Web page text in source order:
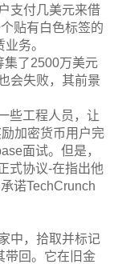
支付几美元来借
贴有白色标签的
务。
集了2500万美元
会失败，其前景
些工程人员，让
加密货币用户完
面试。但是，
式协议-在指出他
诺TechCrunch
中，拾取并标记
带回。它在旧金